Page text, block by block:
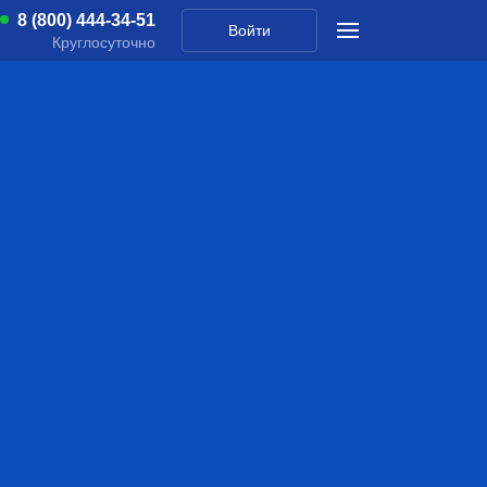
8 (800) 444-34-51
Круглосуточно
Войти